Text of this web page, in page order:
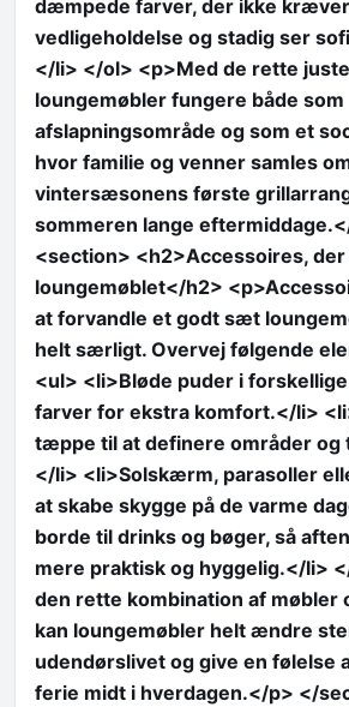
dæmpede farver, der ikke
vedligeholdelse og stadig ser
</li> </ol> <p>Med de rette
loungemøbler fungere både som
afslapningsområde og som et
hvor familie og venner samles
vintersæsonens første
sommeren lange
<section> <h2>Accessoires,
loungemøblet</h2>
at forvandle et godt sæt
helt særligt. Overvej følgende
<ul> <li>Bløde puder i
farver for ekstra komfort.</li>
tæppe til at definere områder og
</li> <li>Solskærm, parasoller
at skabe skygge på de varme
borde til drinks og bøger, så
mere praktisk og hyggelig.</li>
den rette kombination af møbler
kan loungemøbler helt ændre
udendørslivet og give en følelse
ferie midt i hverdagen.</p> </